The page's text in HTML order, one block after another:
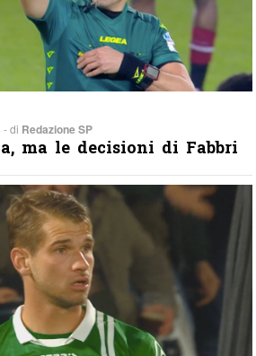
- di Redazione SP
ma le decisioni di Fabbri